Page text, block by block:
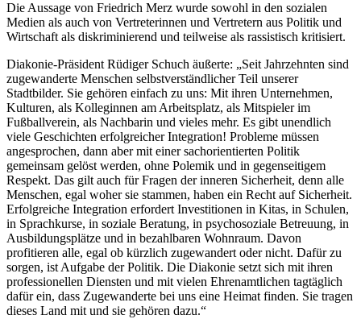
Die Aussage von Friedrich Merz wurde sowohl in den sozialen
Medien als auch von Vertreterinnen und Vertretern aus Politik und
Wirtschaft als diskriminierend und teilweise als rassistisch kritisiert.
Diakonie-Präsident Rüdiger Schuch äußerte: „Seit Jahrzehnten sind
zugewanderte Menschen selbstverständlicher Teil unserer
Stadtbilder. Sie gehören einfach zu uns: Mit ihren Unternehmen,
Kulturen, als Kolleginnen am Arbeitsplatz, als Mitspieler im
Fußballverein, als Nachbarin und vieles mehr. Es gibt unendlich
viele Geschichten erfolgreicher Integration! Probleme müssen
angesprochen, dann aber mit einer sachorientierten Politik
gemeinsam gelöst werden, ohne Polemik und in gegenseitigem
Respekt. Das gilt auch für Fragen der inneren Sicherheit, denn alle
Menschen, egal woher sie stammen, haben ein Recht auf Sicherheit.
Erfolgreiche Integration erfordert Investitionen in Kitas, in Schulen,
in Sprachkurse, in soziale Beratung, in psychosoziale Betreuung, in
Ausbildungsplätze und in bezahlbaren Wohnraum. Davon
profitieren alle, egal ob kürzlich zugewandert oder nicht. Dafür zu
sorgen, ist Aufgabe der Politik. Die Diakonie setzt sich mit ihren
professionellen Diensten und mit vielen Ehrenamtlichen tagtäglich
dafür ein, dass Zugewanderte bei uns eine Heimat finden. Sie tragen
dieses Land mit und sie gehören dazu.“